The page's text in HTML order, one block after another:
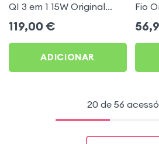
QI 3 em 1 15W Original
Samsung - Preto
119,00 €
ADICIONAR
Fio
20 de 56